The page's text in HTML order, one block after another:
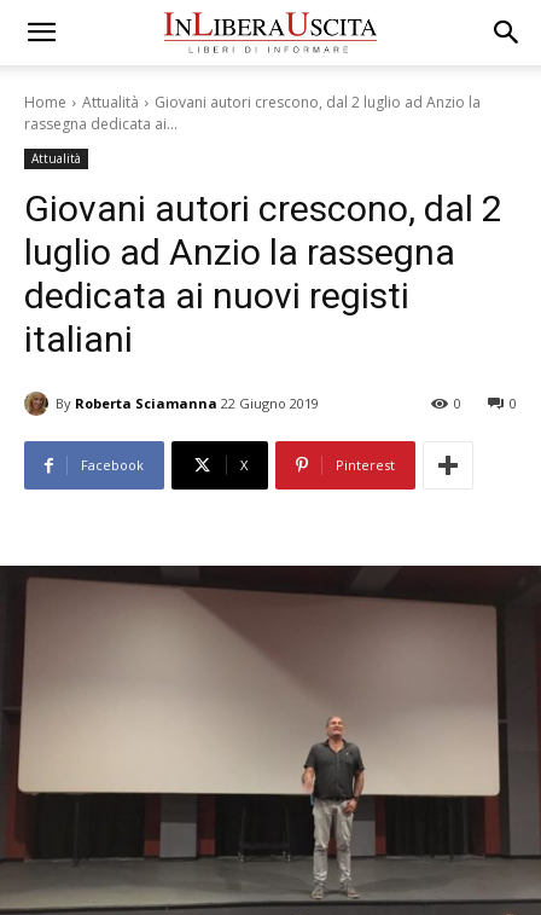
Home Attualità
Giovani autori crescono, dal 2 luglio ad Anzio la
rassegna dedicata ai...
Attualità
Giovani autori crescono, dal 2
luglio ad Anzio la rassegna
dedicata ai nuovi registi
italiani
By Roberta Sciamanna 22 Giugno 2019 0
0
Facebook X Pinterest